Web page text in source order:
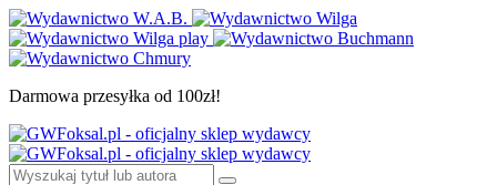
Darmowa przesyłka od 100zł!